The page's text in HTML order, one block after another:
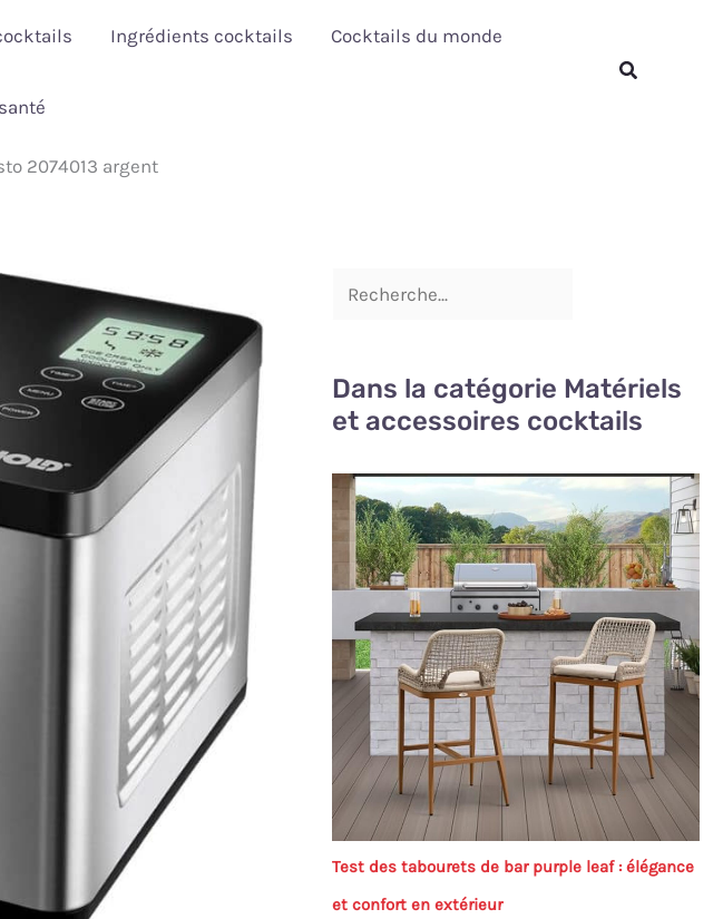
Ingrédients cocktails Cocktails du monde
Rechercher
2074013 argent
Dans la catégorie Matériels
et accessoires cocktails
Test des tabourets de bar purple leaf : élégance
et confort en extérieur